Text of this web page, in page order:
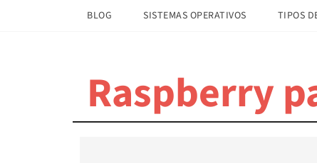
BLOG SISTEMAS OPERATIVOS TIPOS
Raspberry